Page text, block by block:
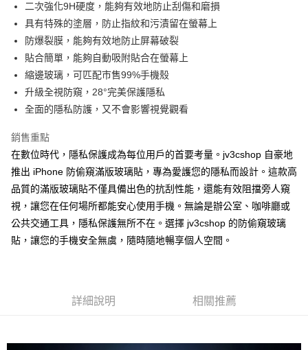
AFTEE先享後付
相關說明
【關於「AFTEE先享後付」】
AFTEE先享後付是「在收到商品之後才付款」的支付方式。 讓您購物簡單
便利好安心！
１．簡單：不需註冊會員、不需綁卡、不需儲值。
３．安心：先確認商品／服務後，再付款。
【「AFTEE先享後付」結帳流程】
１．於結帳方式選擇「AFTEE先享後付」後，將跳轉至「AFTEE先享後付」
結帳頁面，進行簡訊認證並確認金額後，即可完成結帳。
２．訂單成立數日內，您將收到繳費通知簡訊。
３．收到繳費通知簡訊後14天內，點擊此簡訊中的連結，可透過四大超商／
ATM／網路銀行／等多元方式進行付款，方視為交易完成。
※ 請注意：結帳手續完成當下不需立刻繳費，但若您需要取消訂單，請聯絡
購買商品的店家。未經商家同意取消之訂單仍視為有效，需透過AFTEE先享
後付繳納相關費用。
ATM付款
運送方式
每筆NT$60，滿NT$499(含以上)免運費
付款後全家取貨
7-11取貨付款
每筆NT$60，滿NT$499(含以上)免運費
二次強化9H硬度，能夠有效地防止刮傷和磨損
具有特殊的塗層，防止指紋和污漬留在螢幕上
防爆裂膜，能夠有效地防止屏幕破裂
貼合簡單，能夠自動吸附貼合在螢幕上
縮邊玻璃，可匹配市售99%手機殼
升級全視防窺，28°完美保護隱私
全面的隱私防護，又不會影響視覺觀看
銷售重點
在數位時代，隱私保護成為每位用戶的首要考量。jv3cshop 自豪地
推出 iPhone 防偷窺滿版玻璃貼，專為愛護您的隱私而設計。這款高
品質的滿版玻璃貼不僅具備出色的抗刮性能，還能有效阻擋旁人窺
視，讓您在任何場所都能安心使用手機。無論是辦公室、咖啡廳或
公共交通工具，隱私保護無所不在。選擇 jv3cshop 的防偷窺玻璃
貼，讓您的手機安全無虞，隨時隨地暢享個人空間。
詳細說明 相關推薦